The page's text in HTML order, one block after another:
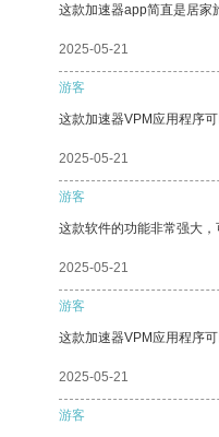
这款加速器app简直是居家
2025-05-21
游客
这款加速器VPM应用程序
2025-05-21
游客
这款软件的功能非常强大，
2025-05-21
游客
这款加速器VPM应用程序
2025-05-21
游客